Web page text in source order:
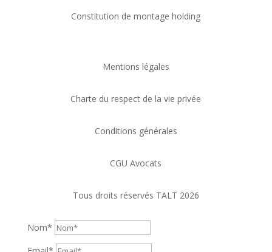
Constitution de montage holding
Mentions légales
Charte du respect de la vie privée
Conditions générales
CGU Avocats
Tous droits réservés TALT 2026
Nom*